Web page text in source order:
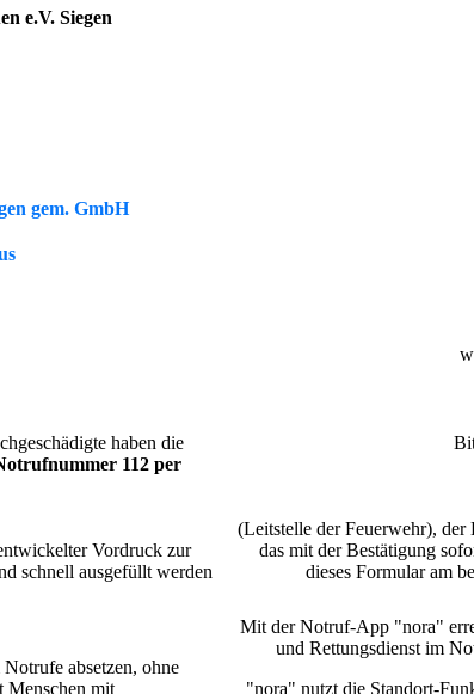
e.V. Siegen
gem. GmbH
haben die
112 per
Vordruck zur
schnell ausgefüllt werden
(Leitstelle der Feuerwehr),
das mit der Bestätigung
dieses Formular am
absetzen, ohne
Menschen mit
Mit der Notruf-App "nora"
und Rettungsdienst im
"nora" nutzt die Standort-